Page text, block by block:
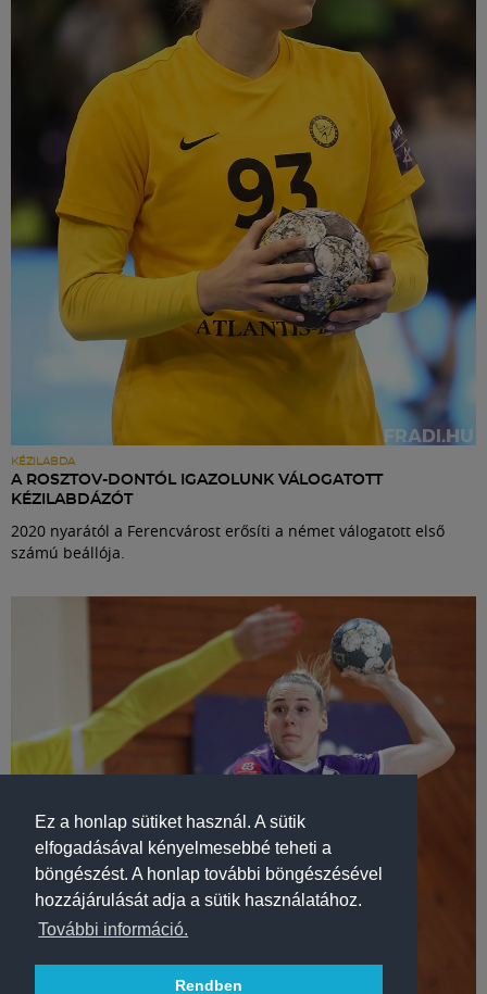
Ez a honlap sütiket használ. A sütik
elfogadásával kényelmesebbé teheti a
böngészést. A honlap további böngészésével
hozzájárulását adja a sütik használatához.
További információ.
Rendben
KÉZILABDA
A ROSZTOV-DONTÓL IGAZOLUNK VÁLOGATOTT
KÉZILABDÁZÓT
2020 nyarától a Ferencvárost erősíti a német válogatott első
számú beállója.